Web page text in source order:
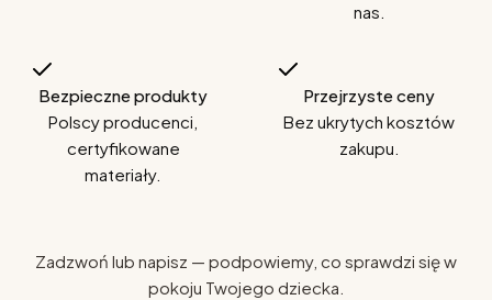
nas.
Bezpieczne produkty
Polscy producenci,
certyfikowane
materiały.
Przejrzyste ceny
Bez ukrytych kosztów
zakupu.
Zadzwoń lub napisz — podpowiemy, co sprawdzi się w
pokoju Twojego dziecka.